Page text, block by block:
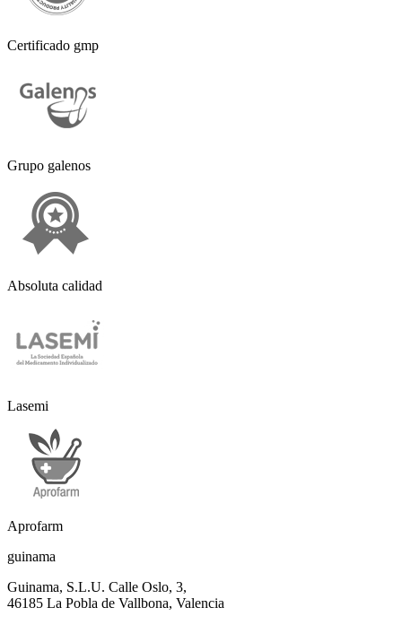
Certificado gmp
Grupo galenos
Absoluta calidad
Lasemi
Aprofarm
guinama
Guinama, S.L.U. Calle Oslo, 3,
46185 La Pobla de Vallbona, Valencia